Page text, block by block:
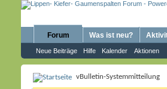
Forum
Neue Beiträge Hilfe Kalender Aktionen
Was ist neu?
vBulletin-Systemmitteilung